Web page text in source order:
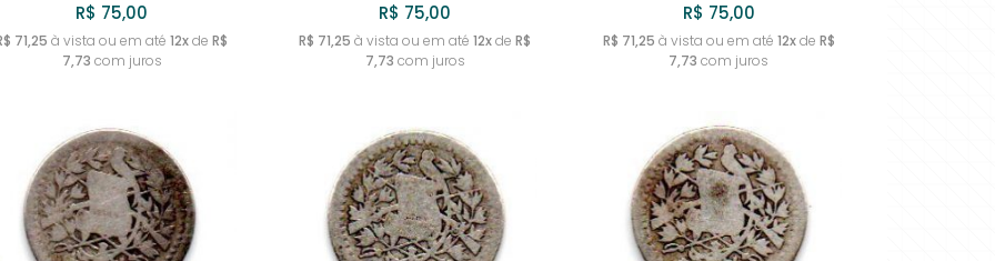
R$ 75,00
71,25 à vista ou em até12xdeR$
7,73 com juros
R$ 75,00
R$ 71,25 à vista ou em até12xdeR$
7,73 com juros
R$ 75,00
R$ 71,25 à vista ou em até 12xde R$
7,73 com juros